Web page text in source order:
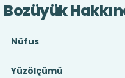
Bozüyük
Nüfus
Yüzölçümü